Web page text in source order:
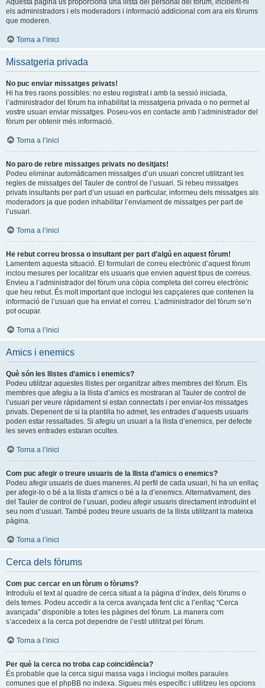
Aquesta pàgina us proporciona una llista del personal del fòrum, incloent-hi
els administradors i els moderadors i informació addicional com ara els fòrums
que moderen.
Torna a l’inici
Missatgeria privada
No puc enviar missatges privats!
Hi ha tres raons possibles: no esteu registrat i amb la sessió iniciada,
l’administrador del fòrum ha inhabilitat la missatgeria privada o no permet al
vostre usuari enviar missatges. Poseu-vos en contacte amb l’administrador del
fòrum per obtenir més informació.
Torna a l’inici
No paro de rebre missatges privats no desitjats!
Podeu eliminar automàticamen missatges d’un usuari concret utilitzant les
regles de missatges del Tauler de control de l’usuari. Si rebeu missatges
privats insultants per part d’un usuari en particular, informeu dels missatges als
moderadors ja que poden inhabilitar l’enviament de missatges per part de
l’usuari.
Torna a l’inici
He rebut correu brossa o insultant per part d’algú en aquest fòrum!
Lamentem aquesta situació. El formulari de correu electrònic d’aquest fòrum
inclou mesures per localitzar els usuaris que envien aquest tipus de correus.
Envieu a l’administrador del fòrum una còpia completa del correu electrònic
que heu rebut. És molt important que inclogui les capçaleres que contenen la
informació de l’usuari que ha enviat el correu. L’administrador del fòrum se’n
pot ocupar.
Torna a l’inici
Amics i enemics
Què són les llistes d’amics i enemics?
Podeu utilitzar aquestes llistes per organitzar altres membres del fòrum. Els
membres que afegiu a la llista d’amics es mostraran al Tauler de control de
l’usuari per veure ràpidament si estan connectats i per enviar-los missatges
privats. Depenent de si la plantilla ho admet, les entrades d’aquests usuaris
poden estar ressaltades. Si afegiu un usuari a la llista d’enemics, per defecte
les seves entrades estaran ocultes.
Torna a l’inici
Com puc afegir o treure usuaris de la llista d’amics o enemics?
Podeu afegir usuaris de dues maneres. Al perfil de cada usuari, hi ha un enllaç
per afegir-lo o bé a la llista d’amics o bé a la d’enemics. Alternativament, des
del Tauler de control de l’usuari, podeu afegir usuaris directament introduïnt el
seu nom d’usuari. També podeu treure usuaris de la llista utilitzant la mateixa
pàgina.
Torna a l’inici
Cerca dels fòrums
Com puc cercar en un fòrum o fòrums?
Introduïu el text al quadre de cerca situat a la pàgina d’índex, dels fòrums o
dels temes. Podeu accedir a la cerca avançada fent clic a l’enllaç “Cerca
avançada” disponible a totes les pàgines del fòrum. La manera com
s’accedeix a la cerca pot dependre de l’estil utilitzat pel fòrum.
Torna a l’inici
Per què la cerca no troba cap coincidència?
És probable que la cerca sigui massa vaga i inclogui moltes paraules
comunes que el phpBB no indexa. Sigueu més específic i utilitzeu les opcions